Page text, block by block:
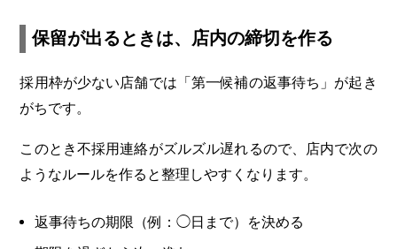
保留が出るときは、店内の締切を作る
採用枠が少ない店舗では「第一候補の返事待ち」が起き
がちです。
このとき不採用連絡がズルズル遅れるので、店内で次の
ようなルールを作ると整理しやすくなります。
返事待ちの期限（例：◯日まで）を決める